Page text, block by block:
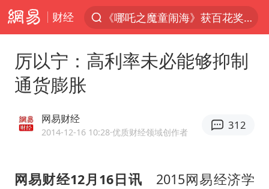
财经
《哪吒之魔童闹海》获百花奖最佳影片
百花奖完整获奖名单公布
哥伦比亚强震已致超20人死亡
厉以宁：高利率未必能够抑制
通货膨胀
网易财经
2014-12-16 10:28·优质财经领域创作者
312
网易财经12月16日讯 2015网易经济学